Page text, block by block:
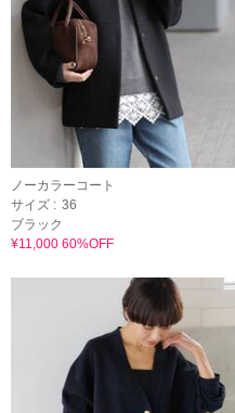
ノーカラーコート
サイズ : 36
ブラック
¥11,000 60%OFF